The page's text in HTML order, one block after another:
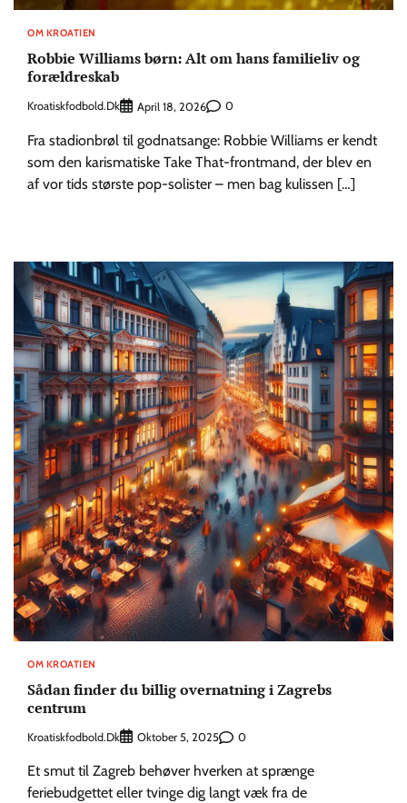
OM KROATIEN
Robbie Williams børn: Alt om hans familieliv og
forældreskab
Kroatiskfodbold.dk April 18, 2026 0
Fra stadionbrøl til godnatsange: Robbie Williams er kendt
som den karismatiske Take That-frontmand, der blev en
af vor tids største pop-solister – men bag kulissen […]
OM KROATIEN
Sådan finder du billig overnatning i Zagrebs
centrum
Kroatiskfodbold.dk Oktober 5, 2025 0
Et smut til Zagreb behøver hverken at sprænge
feriebudgettet eller tvinge dig langt væk fra de